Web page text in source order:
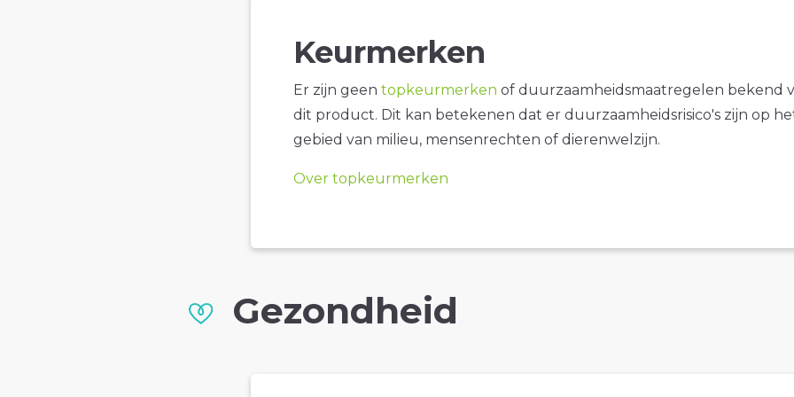
Keurmerken
Er zijn geen topkeurmerken of duurzaamheidsmaatregelen bekend
dit product. Dit kan betekenen dat er duurzaamheidsrisico's zijn op
gebied van milieu, mensenrechten of dierenwelzijn.
Over topkeurmerken
Gezondheid